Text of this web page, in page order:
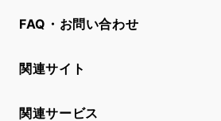
FAQ・お問い合わせ
関連サイト
関連サービス